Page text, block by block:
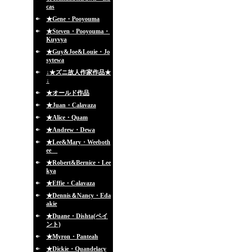
cas
★Gene・Pooyouma
★Steven・Pooyouma・
Kuyvya
★Guy&Joe&Louie・Jo
sytewa
↓★ズニ故人作家作品★
↓
★オールド作品
★Juan・Calavaza
★Alice・Quam
★Andrew・Dewa
★Lee&Mary・Weeboth
ee
★Robert&Bernice・Lee
kya
★Effie・Calavaza
★Dennis＆Nancy・Eda
akie
★Duane・Dishta(ペイ
ント)
★Myron・Panteah
★Dickie・Quandelacy